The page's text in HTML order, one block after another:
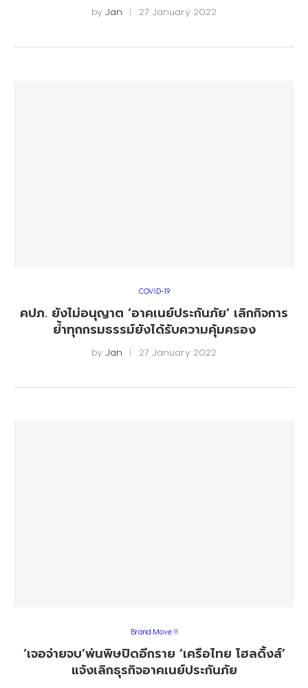
by Jan 27 January 2022
COVID-19
คปภ. ยังไม่อนุญาต ‘อาคเนย์ประกันภัย’ เลิกกิจการ
ย้ำทุกกรมธรรม์ยังได้รับความคุ้มครอง
by Jan 27 January 2022
Brand Move !!
‘เจอจ่ายจบ’พ่นพิษปิดอีกราย ‘เครือไทย โฮลดิ้งส์’
แจ้งเลิกธุรกิจอาคเนย์ประกันภัย